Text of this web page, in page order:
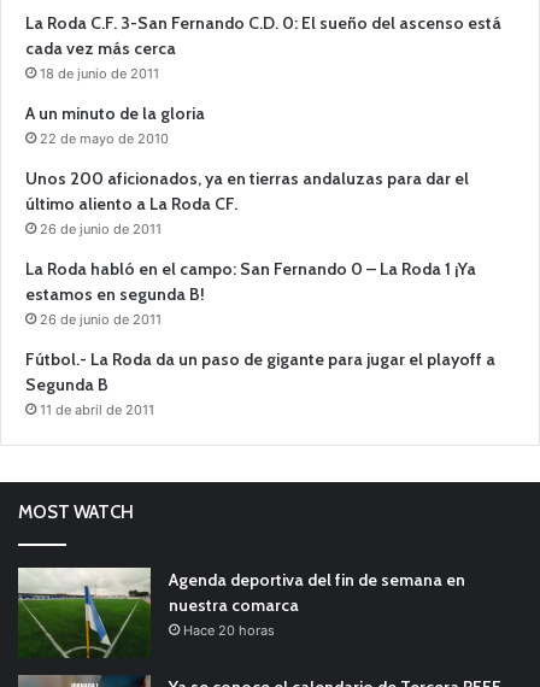
La Roda C.F. 3-San Fernando C.D. 0: El sueño del ascenso está
cada vez más cerca
18 de junio de 2011
A un minuto de la gloria
22 de mayo de 2010
Unos 200 aficionados, ya en tierras andaluzas para dar el
último aliento a La Roda CF.
26 de junio de 2011
La Roda habló en el campo: San Fernando 0 – La Roda 1 ¡Ya
estamos en segunda B!
26 de junio de 2011
Fútbol.- La Roda da un paso de gigante para jugar el playoff a
Segunda B
11 de abril de 2011
MOST WATCH
Agenda deportiva del fin de semana en
nuestra comarca
Hace 20 horas